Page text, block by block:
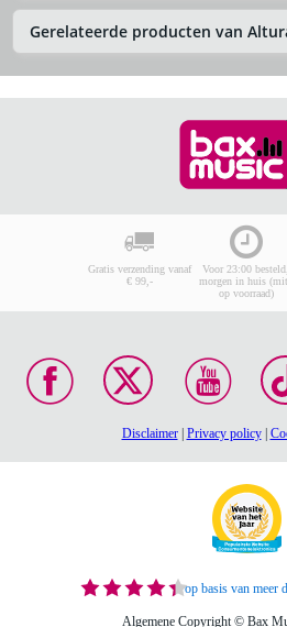
Gerelateerde producten van
Gratis verzending vanaf
€ 99,-
Voor 23:00 besteld,
morgen in huis
op voorraad)
Disclaimer| Privacy policy|
op basis van meer
Algemene Copyright © Bax